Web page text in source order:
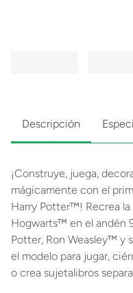
Descripción
¡Construye, juega,
mágicamente con el
Harry Potter™! Recrea la
Hogwarts™ en el andén
Potter, Ron Weasley™ y
el modelo para jugar,
o crea sujetalibros